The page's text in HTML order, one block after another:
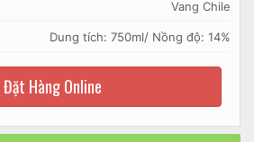
Vang Chile
Dung tích: 750ml/ Nồng độ: 14%
Đặt Hàng Online